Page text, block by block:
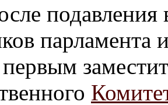
парламента